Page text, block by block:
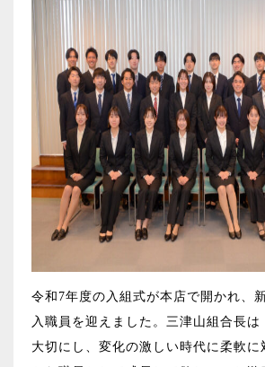
令和7年度の入組式が本店で開かれ、
入職員を迎えました。三津山組合長は
大切にし、変化の激しい時代に柔軟に